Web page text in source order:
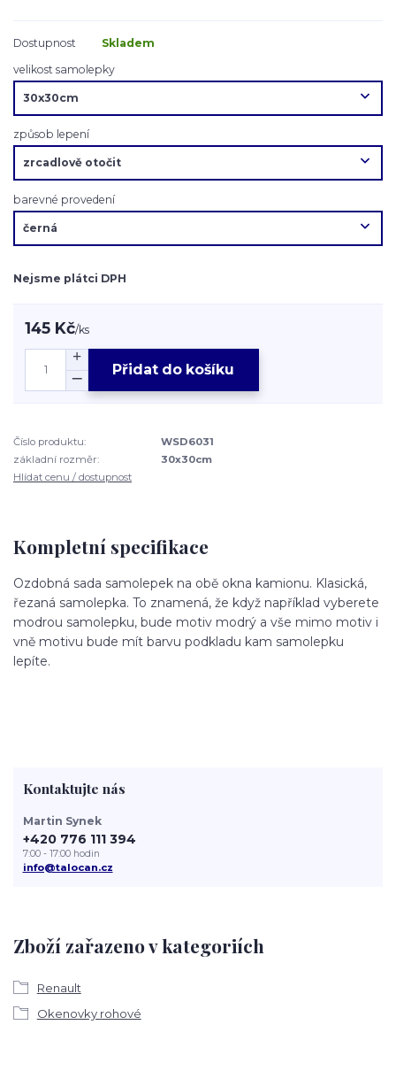
Dostupnost
Skladem
velikost samolepky
způsob lepení
barevné provedení
Nejsme plátci DPH
145 Kč/ks
Přidat do košíku
Číslo produktu:
WSD6031
základní rozměr:
30x30cm
Hlídat cenu / dostupnost
Kompletní specifikace
Ozdobná sada samolepek na obě okna kamionu. Klasická,
řezaná samolepka. To znamená, že když například vyberete
modrou samolepku, bude motiv modrý a vše mimo motiv i
vně motivu bude mít barvu podkladu kam samolepku
lepíte.
Zboží zařazeno v kategoriích
Renault
Okenovky rohové
Kontaktujte nás
Martin Synek
+420 776 111 394
7:00 - 17:00 hodin
info@talocan.cz